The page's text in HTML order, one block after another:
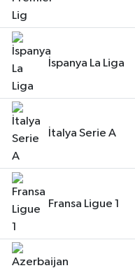
İspanya La Liga
İtalya Serie A
Fransa Ligue 1